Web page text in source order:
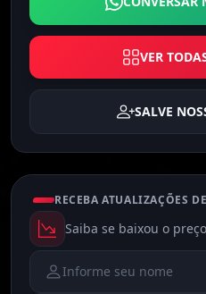
VER
SALVE
RECEBA ATUALIZAÇÕES
Saiba se baixou o preço